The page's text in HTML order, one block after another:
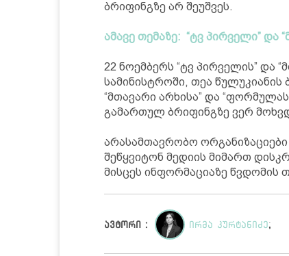
ბრიფინგზე არ შეუშვეს.
ამავე თემაზე: “ტვ პირველი” და
22 ნოემბერს “ტვ პირველის” და
სამინისტროში, თეა წულუკიანის
“მთავარი არხისა” და
გამართულ ბრიფინგზე ვერ
არასამთავრობო
შეწყვიტონ მედიის მიმართ
მისცეს ინფორმაციაზე წვდომის
ავტორი : ირმა კურტანიძე ;